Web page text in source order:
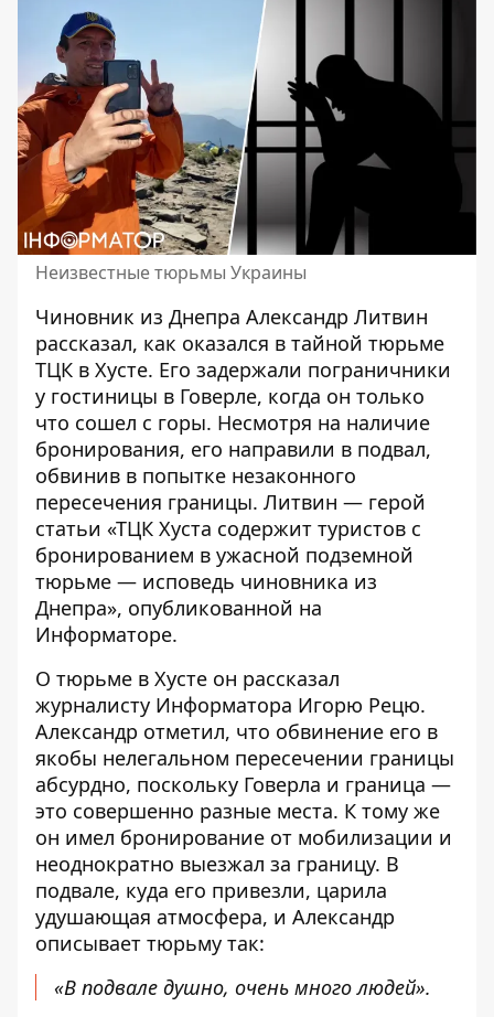
Неизвестные тюрьмы Украины
Чиновник из Днепра Александр Литвин
рассказал, как оказался в тайной тюрьме
ТЦК в Хусте. Его задержали пограничники
у гостиницы в Говерле, когда он только
что сошел с горы. Несмотря на наличие
бронирования, его направили в подвал,
обвинив в попытке незаконного
пересечения границы. Литвин — герой
статьи «ТЦК Хуста содержит туристов с
бронированием в ужасной подземной
тюрьме — исповедь чиновника из
Днепра», опубликованной на
Информаторе.
О тюрьме в Хусте он рассказал
журналисту Информатора Игорю Рецю.
Александр отметил, что обвинение его в
якобы нелегальном пересечении границы
абсурдно, поскольку Говерла и граница —
это совершенно разные места. К тому же
он имел бронирование от мобилизации и
неоднократно выезжал за границу. В
подвале, куда его привезли, царила
удушающая атмосфера, и Александр
описывает тюрьму так:
«В подвале душно, очень много людей».